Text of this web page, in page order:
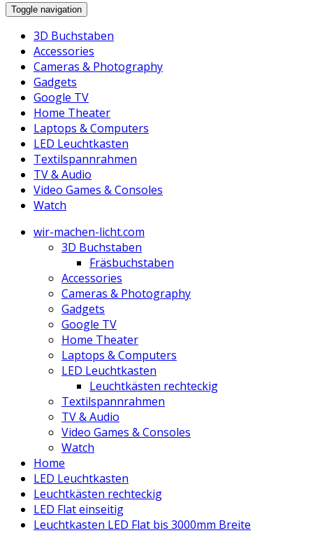
Toggle navigation
3D Buchstaben
Accessories
Cameras & Photography
Gadgets
Google TV
Home Theater
Laptops & Computers
LED Leuchtkasten
Textilspannrahmen
TV & Audio
Video Games & Consoles
Watch
wir-machen-licht.com
3D Buchstaben
Fräsbuchstaben
Accessories
Cameras & Photography
Gadgets
Google TV
Home Theater
Laptops & Computers
LED Leuchtkasten
Leuchtkästen rechteckig
Textilspannrahmen
TV & Audio
Video Games & Consoles
Watch
Home
LED Leuchtkasten
Leuchtkästen rechteckig
LED Flat einseitig
Leuchtkasten LED Flat bis 3000mm Breite